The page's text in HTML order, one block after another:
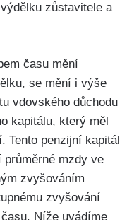
zůstavitele a
času mění
se mění i výše
vdovského důchodu
kapitálu, který měl
Tento penzijní kapitál
průměrné mzdy ve
zvyšováním
zvyšování
Níže uvádíme